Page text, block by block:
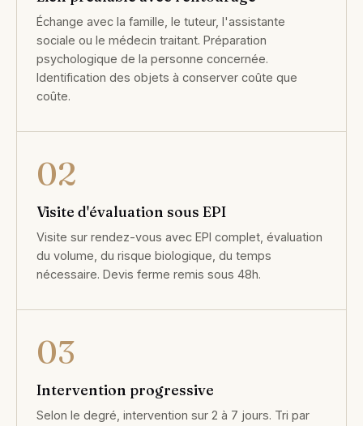
Échange avec la famille, le tuteur, l'assistante
sociale ou le médecin traitant. Préparation
psychologique de la personne concernée.
Identification des objets à conserver coûte que
coûte.
02
Visite d'évaluation sous EPI
Visite sur rendez-vous avec EPI complet, évaluation
du volume, du risque biologique, du temps
nécessaire. Devis ferme remis sous 48h.
03
Intervention progressive
Selon le degré, intervention sur 2 à 7 jours. Tri par